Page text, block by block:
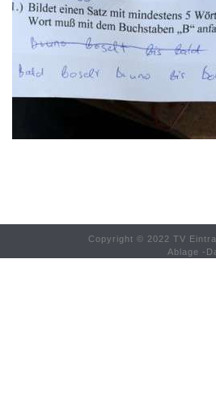
Copyright © 2022 TV
Ablage -